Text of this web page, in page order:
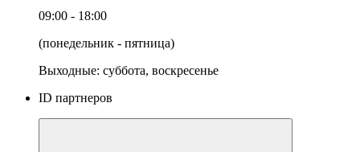
09:00 - 18:00
(понедельник - пятница)
Выходные: суббота, воскресенье
ID партнеров